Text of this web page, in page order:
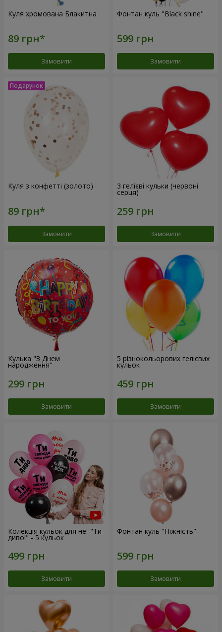
Куля хромована Блакитна
Замовити
Фонтан куль "Black shine"
Замовити
Куля з конфетті (золото)
Замовити
3 гелієві кульки (червоні
серця)
Замовити
Кулька "З Днем
народження"
Замовити
5 різнокольорових гелієвих
кульок
Замовити
Колекція кульок для неї "Ти
диво!" - 5 кульок
Замовити
Фонтан куль "Ніжність"
Замовити